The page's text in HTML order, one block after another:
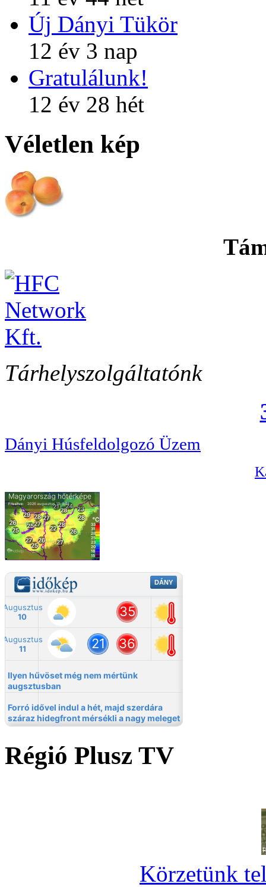
Új Dányi Tükör
12 év 3 nap
Gratulálunk!
12 év 28 hét
Véletlen kép
Tárhelyszolgáltatónk
Dányi Húsfeldolgozó Üzem
Régió Plusz TV
Körzetünk